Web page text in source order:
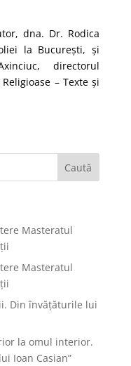
dna. Dr. Rodica
la București, și
directorul
– Texte și
Masteratul
Masteratul
Din învățăturile lui
la omul interior.
Ioan Casian”